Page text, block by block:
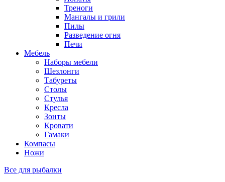
Треноги
Мангалы и грили
Пилы
Разведение огня
Печи
Мебель
Наборы мебели
Шезлонги
Табуреты
Столы
Стулья
Кресла
Зонты
Кровати
Гамаки
Компасы
Ножи
Все для рыбалки